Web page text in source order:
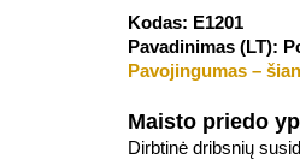
Kodas: E1201
Pavadinimas (LT):
Pavojingumas –
Maisto priedo
Dirbtinė dribsnių